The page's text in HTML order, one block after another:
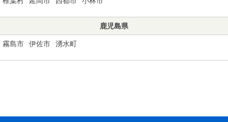
鹿児島県
霧島市 伊佐市 湧水町